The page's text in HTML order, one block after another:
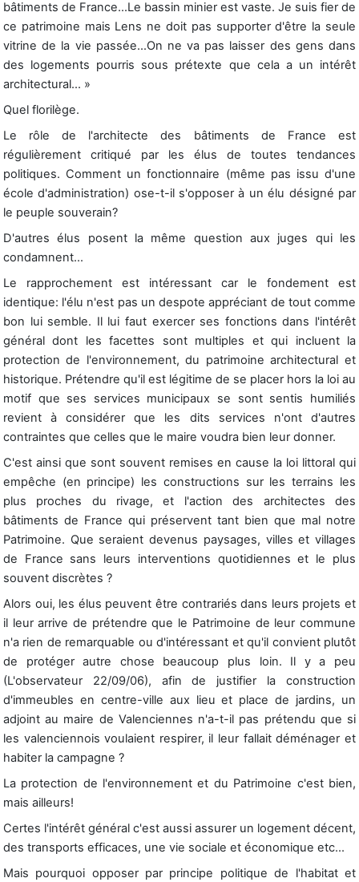
bâtiments de France...Le bassin minier est vaste. Je suis fier de
ce patrimoine mais Lens ne doit pas supporter d'être la seule
vitrine de la vie passée...On ne va pas laisser des gens dans
des logements pourris sous prétexte que cela a un intérêt
architectural... »
Quel florilège.
Le rôle de l'architecte des bâtiments de France est
régulièrement critiqué par les élus de toutes tendances
politiques. Comment un fonctionnaire (même pas issu d'une
école d'administration) ose-t-il s'opposer à un élu désigné par
le peuple souverain?
D'autres élus posent la même question aux juges qui les
condamnent...
Le rapprochement est intéressant car le fondement est
identique: l'élu n'est pas un despote appréciant de tout comme
bon lui semble. Il lui faut exercer ses fonctions dans l'intérêt
général dont les facettes sont multiples et qui incluent la
protection de l'environnement, du patrimoine architectural et
historique. Prétendre qu'il est légitime de se placer hors la loi au
motif que ses services municipaux se sont sentis humiliés
revient à considérer que les dits services n'ont d'autres
contraintes que celles que le maire voudra bien leur donner.
C'est ainsi que sont souvent remises en cause la loi littoral qui
empêche (en principe) les constructions sur les terrains les
plus proches du rivage, et l'action des architectes des
bâtiments de France qui préservent tant bien que mal notre
Patrimoine. Que seraient devenus paysages, villes et villages
de France sans leurs interventions quotidiennes et le plus
souvent discrètes ?
Alors oui, les élus peuvent être contrariés dans leurs projets et
il leur arrive de prétendre que le Patrimoine de leur commune
n'a rien de remarquable ou d'intéressant et qu'il convient plutôt
de protéger autre chose beaucoup plus loin. Il y a peu
(L'observateur 22/09/06), afin de justifier la construction
d'immeubles en centre-ville aux lieu et place de jardins, un
adjoint au maire de Valenciennes n'a-t-il pas prétendu que si
les valenciennois voulaient respirer, il leur fallait déménager et
habiter la campagne ?
La protection de l'environnement et du Patrimoine c'est bien,
mais ailleurs!
Certes l'intérêt général c'est aussi assurer un logement décent,
des transports efficaces, une vie sociale et économique etc...
Mais pourquoi opposer par principe politique de l'habitat et